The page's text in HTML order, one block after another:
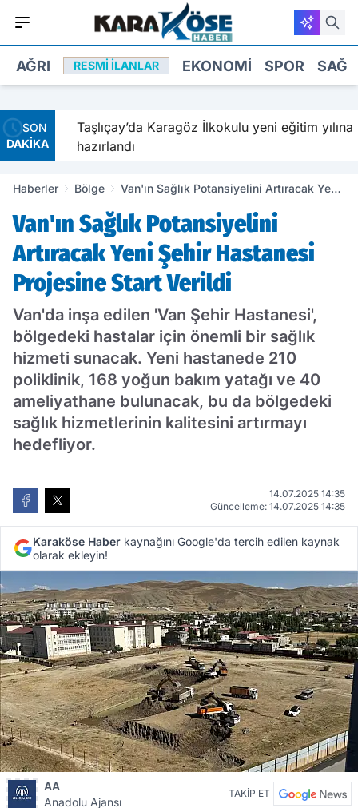
AĞRI RESMI İLANLAR EKONOMI SPOR
SON
DAKİKA
Taşlıçay’da Karagöz İlkokulu yeni eğitim yılına
hazırlandı
Haberler Bölge
Van'ın Sağlık Potansiyelini Artıracak Yeni
Van'ın Sağlık Potansiyelini
Artıracak Yeni Şehir Hastanesi
Projesine Start Verildi
Van'da inşa edilen 'Van Şehir Hastanesi',
bölgedeki hastalar için önemli bir sağlık
hizmeti sunacak. Yeni hastanede 210
poliklinik, 168 yoğun bakım yatağı ve 40
ameliyathane bulunacak, bu da bölgedeki
sağlık hizmetlerinin kalitesini artırmayı
hedefliyor.
14.07.2025 14:35
Güncelleme: 14.07.2025 14:35
Karaköse Haber kaynağını Google'da tercih edilen kaynak
olarak ekleyin!
AA
Anadolu Ajansı
TAKİP ET